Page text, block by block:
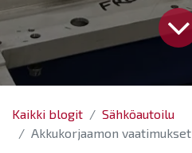
Kaikki blogit
Sähköautoilu
Akkukorjaamon vaatimukset